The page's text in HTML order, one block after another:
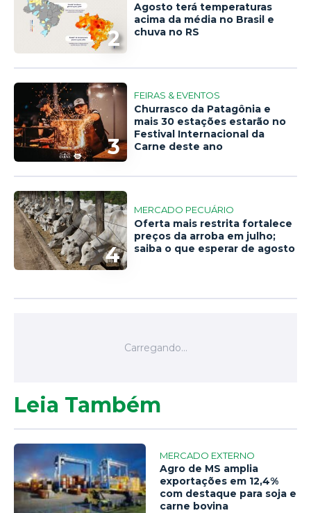
2
Agosto terá temperaturas
acima da média no Brasil e
chuva no RS
3
FEIRAS & EVENTOS
Churrasco da Patagônia e
mais 30 estações estarão no
Festival Internacional da
Carne deste ano
4
MERCADO PECUÁRIO
Oferta mais restrita fortalece
preços da arroba em julho;
saiba o que esperar de agosto
Leia Também
MERCADO EXTERNO
Agro de MS amplia
exportações em 12,4%
com destaque para soja e
carne bovina